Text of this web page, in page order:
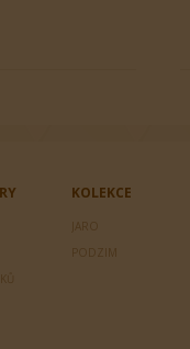
KOLEKCE
JARO
PODZIM